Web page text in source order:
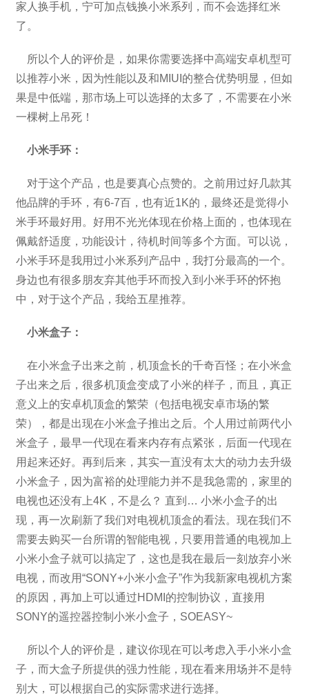
家人换手机，宁可加点钱换小米系列，而不会选择红米
了。
所以个人的评价是，如果你需要选择中高端安卓机型可
以推荐小米，因为性能以及和MIUI的整合优势明显，但如
果是中低端，那市场上可以选择的太多了，不需要在小米
一棵树上吊死！
小米手环：
对于这个产品，也是要真心点赞的。之前用过好几款其
他品牌的手环，有6-7百，也有近1K的，最终还是觉得小
米手环最好用。好用不光光体现在价格上面的，也体现在
佩戴舒适度，功能设计，待机时间等多个方面。可以说，
小米手环是我用过小米系列产品中，我打分最高的一个。
身边也有很多朋友弃其他手环而投入到小米手环的怀抱
中，对于这个产品，我给五星推荐。
小米盒子：
在小米盒子出来之前，机顶盒长的千奇百怪；在小米盒
子出来之后，很多机顶盒变成了小米的样子，而且，真正
意义上的安卓机顶盒的繁荣（包括电视安卓市场的繁
荣），都是出现在小米盒子推出之后。个人用过前两代小
米盒子，最早一代现在看来内存有点紧张，后面一代现在
用起来还好。再到后来，其实一直没有太大的动力去升级
小米盒子，因为富裕的处理能力并不是我急需的，家里的
电视也还没有上4K，不是么？ 直到… 小米小盒子的出
现，再一次刷新了我们对电视机顶盒的看法。现在我们不
需要去购买一台所谓的智能电视，只要用普通的电视加上
小米小盒子就可以搞定了，这也是我在最后一刻放弃小米
电视，而改用“SONY+小米小盒子”作为我新家电视机方案
的原因，再加上可以通过HDMI的控制协议，直接用
SONY的遥控器控制小米小盒子，SOEASY~
所以个人的评价是，建议你现在可以考虑入手小米小盒
子，而大盒子所提供的强力性能，现在看来用场并不是特
别大，可以根据自己的实际需求进行选择。